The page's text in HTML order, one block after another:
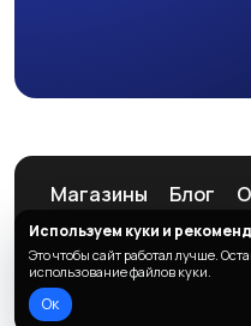
Юриспруденция
Магазины Блог
Служба поддержки
© 2026 ListAd
Используем куки и
Это чтобы сайт работал лучше.
использование файлов куки.
Ок